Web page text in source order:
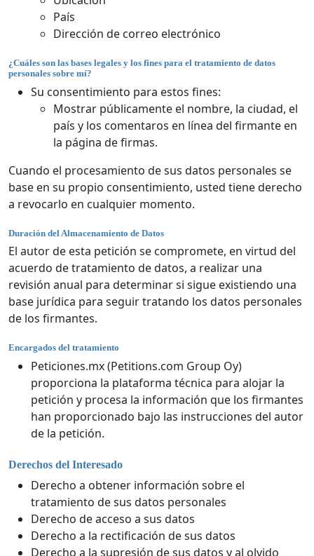
País
Dirección de correo electrónico
¿Cuáles son las bases legales y los fines para el tratamiento de datos
personales sobre mí?
Su consentimiento para estos fines:
Mostrar públicamente el nombre, la ciudad, el
país y los comentaros en línea del firmante en
la página de firmas.
Cuando el procesamiento de sus datos personales se
base en su propio consentimiento, usted tiene derecho
a revocarlo en cualquier momento.
Duración del Almacenamiento de Datos
El autor de esta petición se compromete, en virtud del
acuerdo de tratamiento de datos, a realizar una
revisión anual para determinar si sigue existiendo una
base jurídica para seguir tratando los datos personales
de los firmantes.
Encargados del tratamiento
Peticiones.mx (Petitions.com Group Oy)
proporciona la plataforma técnica para alojar la
petición y procesa la información que los firmantes
han proporcionado bajo las instrucciones del autor
de la petición.
Derechos del Interesado
Derecho a obtener información sobre el
tratamiento de sus datos personales
Derecho de acceso a sus datos
Derecho a la rectificación de sus datos
Derecho a la supresión de sus datos y al olvido